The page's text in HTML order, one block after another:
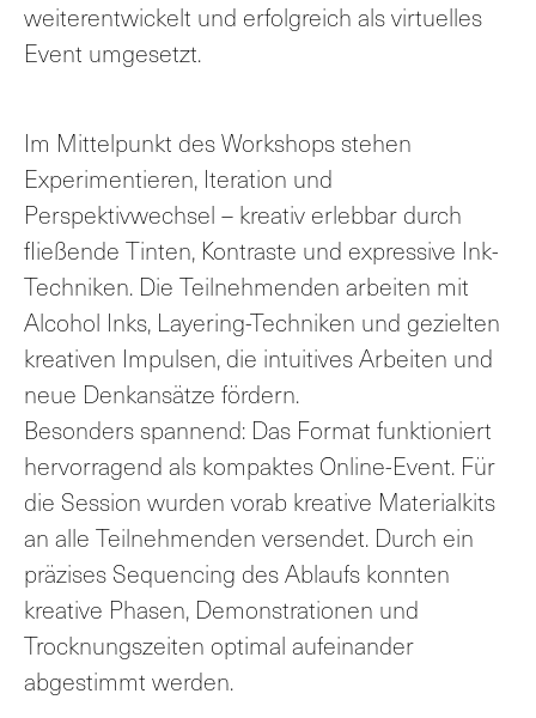
weiterentwickelt und erfolgreich als virtuelles
Event umgesetzt.
Im Mittelpunkt des Workshops stehen
Experimentieren, Iteration und
Perspektivwechsel – kreativ erlebbar durch
fließende Tinten, Kontraste und expressive Ink-
Techniken. Die Teilnehmenden arbeiten mit
Alcohol Inks, Layering-Techniken und gezielten
kreativen Impulsen, die intuitives Arbeiten und
neue Denkansätze fördern.
Besonders spannend: Das Format funktioniert
hervorragend als kompaktes Online-Event. Für
die Session wurden vorab kreative Materialkits
an alle Teilnehmenden versendet. Durch ein
präzises Sequencing des Ablaufs konnten
kreative Phasen, Demonstrationen und
Trocknungszeiten optimal aufeinander
abgestimmt werden.